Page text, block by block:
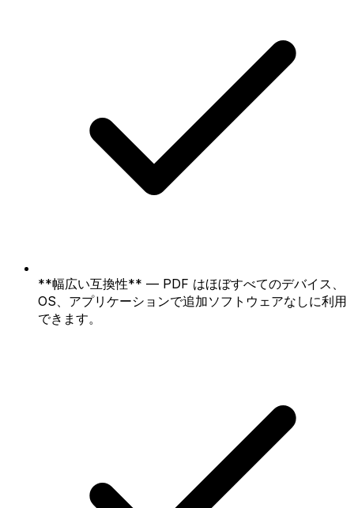
**幅広い互換性** — PDF はほぼすべてのデバイス、
OS、アプリケーションで追加ソフトウェアなしに利用
できます。